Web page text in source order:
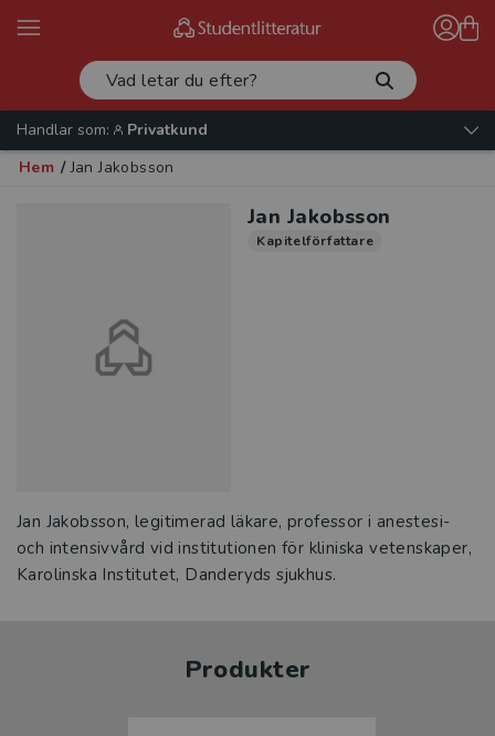
Handlar som:
Privatkund
Hem / Jan Jakobsson
Jan Jakobsson
Kapitelförfattare
Jan Jakobsson, legitimerad läkare, professor i anestesi-
och intensivvård vid institutionen för kliniska vetenskaper,
Karolinska Institutet, Danderyds sjukhus.
Produkter